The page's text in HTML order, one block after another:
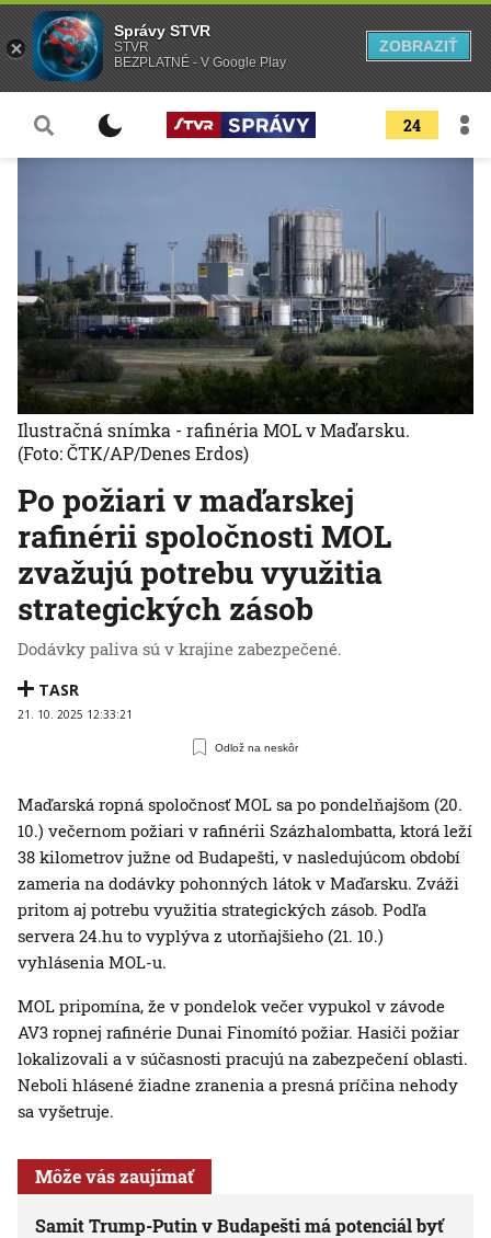
24
Po požiari v maďarskej
rafinérii spoločnosti MOL
zvažujú potrebu využitia
strategických zásob
Dodávky paliva sú v krajine zabezpečené.
TASR
21. 10. 2025 12:33:21
Odlož na neskôr
Ilustračná snímka - rafinéria MOL v Maďarsku.
(Foto: ČTK/AP/Denes Erdos)
Maďarská ropná spoločnosť MOL sa po pondelňajšom (20.
10.) večernom požiari v rafinérii Százhalombatta, ktorá leží
38 kilometrov južne od Budapešti, v nasledujúcom období
zameria na dodávky pohonných látok v Maďarsku. Zváži
pritom aj potrebu využitia strategických zásob. Podľa
servera 24.hu to vyplýva z utorňajšieho (21. 10.)
vyhlásenia MOL-u.
MOL pripomína, že v pondelok večer vypukol v závode
AV3 ropnej rafinérie Dunai Finomító požiar. Hasiči požiar
lokalizovali a v súčasnosti pracujú na zabezpečení oblasti.
Neboli hlásené žiadne zranenia a presná príčina nehody
sa vyšetruje.
Môže vás zaujímať
Samit Trump-Putin v Budapešti má potenciál byť
Správy STVR
STVR
BEZPLATNÉ - V Google Play
ZOBRAZIŤ